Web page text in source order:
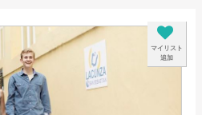
マイリスト
追加